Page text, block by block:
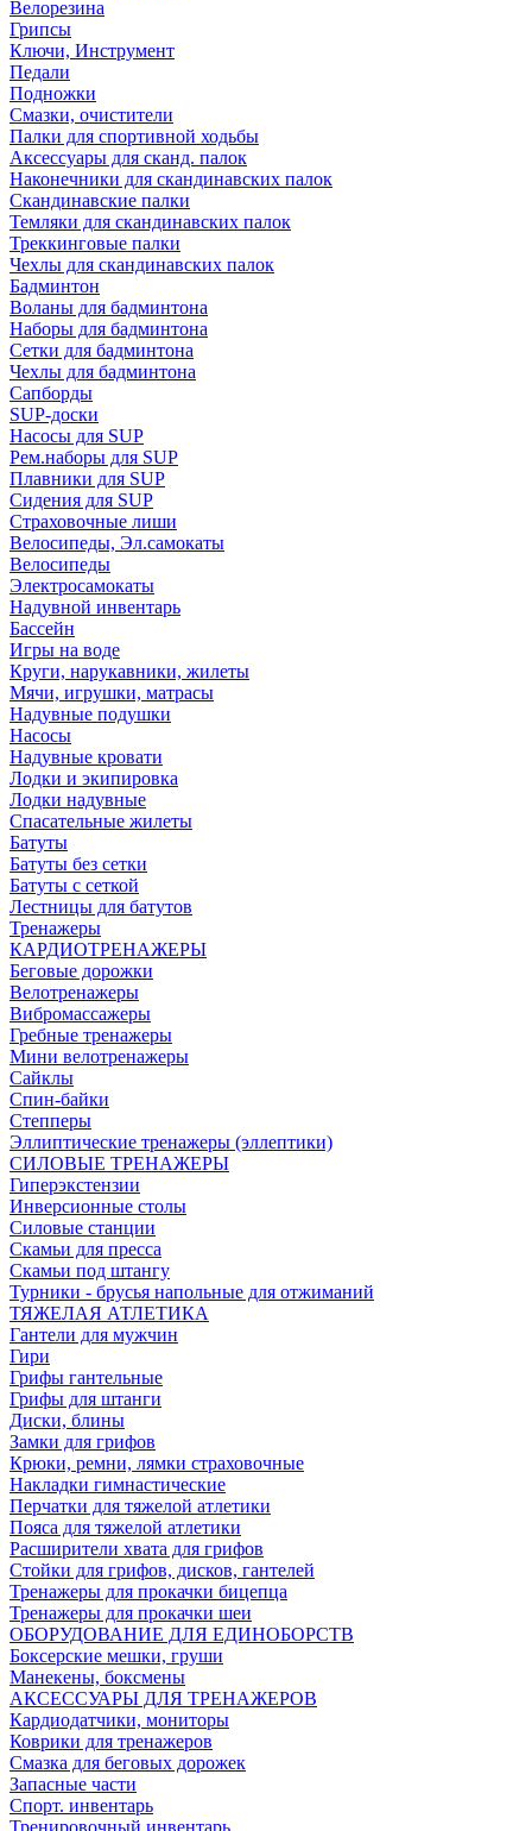
Велорезина
Грипсы
Ключи, Инструмент
Педали
Подножки
Смазки, очистители
Палки для спортивной ходьбы
Аксессуары для сканд. палок
Наконечники для скандинавских палок
Скандинавские палки
Темляки для скандинавских палок
Треккинговые палки
Чехлы для скандинавских палок
Бадминтон
Воланы для бадминтона
Наборы для бадминтона
Сетки для бадминтона
Чехлы для бадминтона
Сапборды
SUP-доски
Насосы для SUP
Рем.наборы для SUP
Плавники для SUP
Сидения для SUP
Страховочные лиши
Велосипеды, Эл.самокаты
Велосипеды
Электросамокаты
Надувной инвентарь
Бассейн
Игры на воде
Круги, нарукавники, жилеты
Мячи, игрушки, матрасы
Надувные подушки
Насосы
Надувные кровати
Лодки и экипировка
Лодки надувные
Спасательные жилеты
Батуты
Батуты без сетки
Батуты с сеткой
Лестницы для батутов
Тренажеры
КАРДИОТРЕНАЖЕРЫ
Беговые дорожки
Велотренажеры
Вибромассажеры
Гребные тренажеры
Мини велотренажеры
Сайклы
Спин-байки
Степперы
Эллиптические тренажеры (эллептики)
СИЛОВЫЕ ТРЕНАЖЕРЫ
Гиперэкстензии
Инверсионные столы
Силовые станции
Скамьи для пресса
Скамьи под штангу
Турники - брусья напольные для отжиманий
ТЯЖЕЛАЯ АТЛЕТИКА
Гантели для мужчин
Гири
Грифы гантельные
Грифы для штанги
Диски, блины
Замки для грифов
Крюки, ремни, лямки страховочные
Накладки гимнастические
Перчатки для тяжелой атлетики
Пояса для тяжелой атлетики
Расширители хвата для грифов
Стойки для грифов, дисков, гантелей
Тренажеры для прокачки бицепца
Тренажеры для прокачки шеи
ОБОРУДОВАНИЕ ДЛЯ ЕДИНОБОРСТВ
Боксерские мешки, груши
Манекены, боксмены
АКСЕССУАРЫ ДЛЯ ТРЕНАЖЕРОВ
Кардиодатчики, мониторы
Коврики для тренажеров
Смазка для беговых дорожек
Запасные части
Спорт. инвентарь
Тренировочный инвентарь